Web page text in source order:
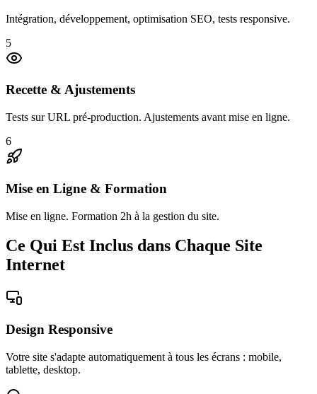
Intégration, développement, optimisation SEO, tests responsive.
5
Recette & Ajustements
Tests sur URL pré-production. Ajustements avant mise en ligne.
6
Mise en Ligne & Formation
Mise en ligne. Formation 2h à la gestion du site.
Ce Qui Est Inclus dans Chaque Site
Internet
Design Responsive
Votre site s'adapte automatiquement à tous les écrans : mobile,
tablette, desktop.